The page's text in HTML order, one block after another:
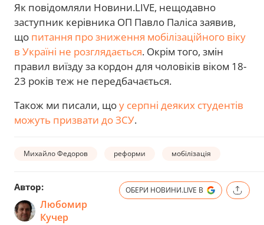
Як повідомляли Новини.LIVE, нещодавно
заступник керівника ОП Павло Паліса заявив,
що питання про зниження мобілізаційного віку
в Україні не розглядається. Окрім того, змін
правил виїзду за кордон для чоловіків віком 18-
23 років теж не передбачається.
Також ми писали, щоу серпні деяких студентів
можуть призвати до ЗСУ.
Михайло Федоров реформи мобілізація
Автор:
Любомир
Кучер
ОБЕРИ НОВИНИ.LIVE В